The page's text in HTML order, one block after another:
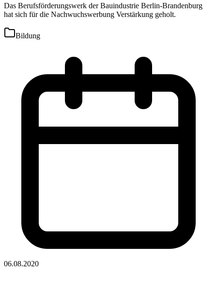
Das Berufsförderungswerk der Bauindustrie Berlin-Brandenburg
hat sich für die Nachwuchswerbung Verstärkung geholt.
Bildung
06.08.2020